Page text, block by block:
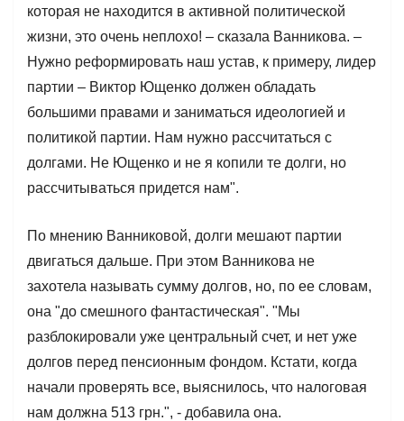
которая не находится в активной политической
жизни, это очень неплохо! – сказала Ванникова. –
Нужно реформировать наш устав, к примеру, лидер
партии – Виктор Ющенко должен обладать
большими правами и заниматься идеологией и
политикой партии. Нам нужно рассчитаться с
долгами. Не Ющенко и не я копили те долги, но
рассчитываться придется нам".
По мнению Ванниковой, долги мешают партии
двигаться дальше. При этом Ванникова не
захотела называть сумму долгов, но, по ее словам,
она "до смешного фантастическая". "Мы
разблокировали уже центральный счет, и нет уже
долгов перед пенсионным фондом. Кстати, когда
начали проверять все, выяснилось, что налоговая
нам должна 513 грн.", - добавила она.